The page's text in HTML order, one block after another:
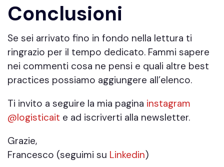
Conclusioni
Se sei arrivato fino in fondo nella lettura ti
ringrazio per il tempo dedicato. Fammi sapere
nei commenti cosa ne pensi e quali altre best
practices possiamo aggiungere all’elenco.
Ti invito a seguire la mia pagina instagram
@logisticait e ad iscriverti alla newsletter.
Grazie,
Francesco (seguimi su Linkedin)